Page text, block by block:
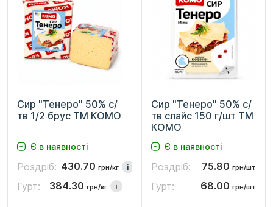
Сир "Тенеро" 50% с/
тв 1/2 брус ТМ КОМО
Є в наявності
Роздріб: 430.70 грн/кг i
Гурт: 384.30 грн/кг i
Сир "Тенеро" 50% с/
тв слайс 150 г/шт ТМ
КОМО
Є в наявності
Роздріб: 75.80 грн/шт
Гурт: 68.00 грн/шт